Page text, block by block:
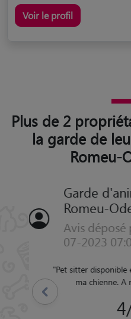
Voir le profil
Plus de 2
la garde de
Romeu-
Garde
Romeu-
Avis déposé
2022 06:17
"Personnes
cette
Précédent